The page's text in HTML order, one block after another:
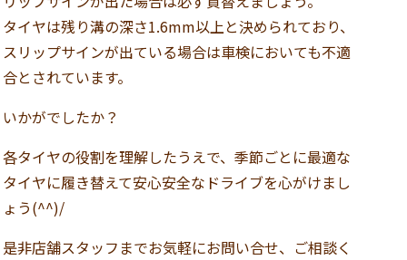
タイヤは残り溝の深さ1.6mm以上と決められており、
スリップサインが出ている場合は車検においても不適
合とされています。
いかがでしたか？
各タイヤの役割を理解したうえで、季節ごとに最適な
タイヤに履き替えて安心安全なドライブを心がけまし
ょう(^^)/
是非店舗スタッフまでお気軽にお問い合せ、ご相談く